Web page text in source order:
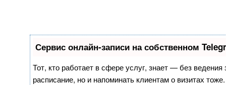
Сервис онлайн-записи на собственном
Тот, кто работает в сфере услуг, знает — без
расписание, но и напоминать клиентам о визитах